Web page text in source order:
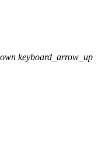
keyboard_arrow_up